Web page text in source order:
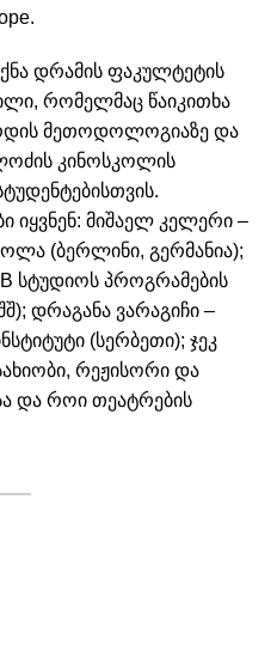
დრამის ფაკულტეტის
რომელმაც წაიკითხა
მეთოდოლოგიაზე და
კინოსკოლის
იყვნენ: მიშაელ კელერი –
(ბერლინი, გერმანია);
პროგრამების
დრაგანა ვარაგიჩი –
(სერბეთი); ჯეკ
რეჟისორი და
და როი თეატრების